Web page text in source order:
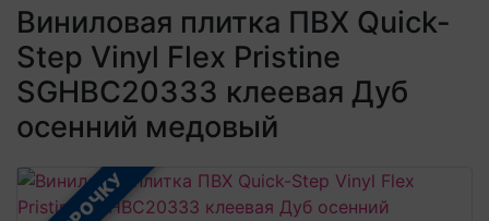
Посмотреть все категории
LOC FLOOR ARCTIC
Посмотреть все категории
Кварцвиниловая плитка с укладкой
Клеевая кварцвиниловая плитка
Виниловый ламинат
Кварцвинил SPC OASIS
Плинтус
Профили для ступеней
Подложка
Пороги
Посмотреть все категории
Аксессуары для стеновых панелей
Виниловая плитка ПВХ Quick-
Step Vinyl Flex Pristine
SGHBC20333 клеевая Дуб
осенний медовый